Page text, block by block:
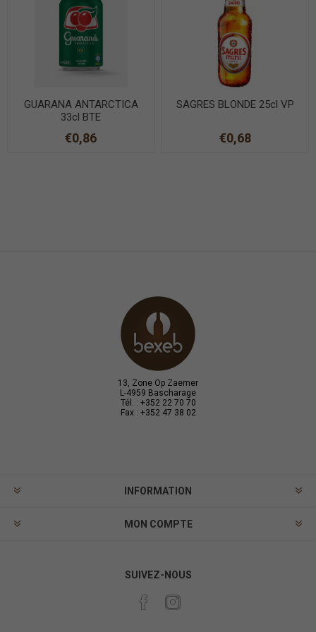
GUARANA ANTARCTICA
33cl BTE
€0,86
SAGRES BLONDE 25cl VP
€0,68
13, Zone Op Zaemer
L-4959 Bascharage
Tél. : +352 22 70 70
Fax : +352 47 38 02
INFORMATION
MON COMPTE
SUIVEZ-NOUS